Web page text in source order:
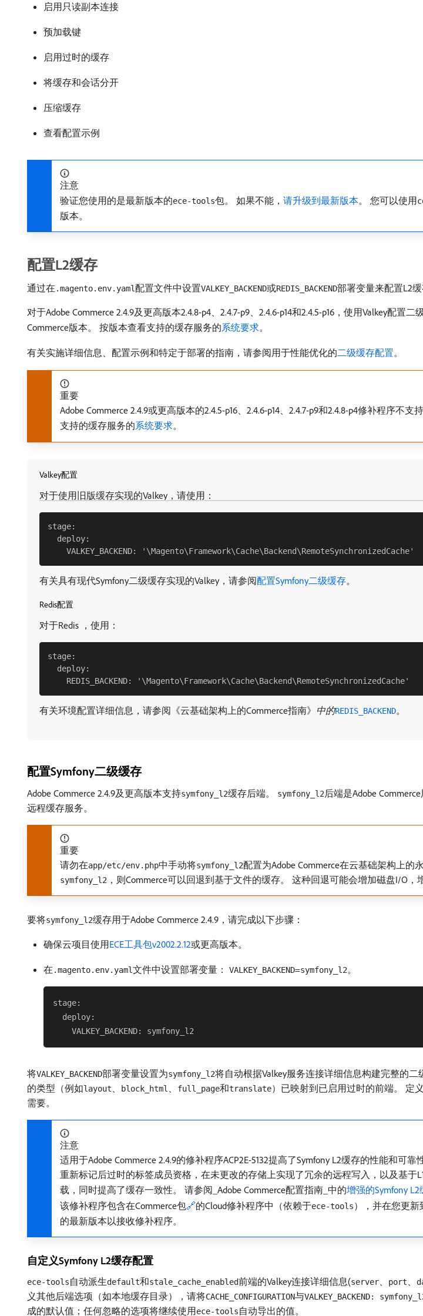
启用只读副本连接
预加载键
启用过时的缓存
将缓存和会话分开
压缩缓存
查看配置示例
注意
验证您使用的是最新版本的ece-tools包。 如果不能， 请升级到最新版本。 您可以使用
版本。
配置L2缓存
通过在 .magento.env.yaml配置文件中设置VALKEY_BACKEND或REDIS_BACKEND部署变量来配置L2缓
对于Adobe Commerce 2.4.9及更高版本2.4.8-p4、2.4.7-p9、2.4.6-p14和2.4.5-p16，使用Valkey配
Commerce版本。 按版本查看支持的缓存服务的系统要求。
有关实施详细信息、配置示例和特定于部署的指南，请参阅用于性能优化的二级缓存配置。
重要
Adobe Commerce 2.4.9或更高版本的2.4.5-p16、2.4.6-p14、2.4.7-p9和2.4.8-p4修补程序不
支持的缓存服务的系统要求。
Valkey配置
对于使用旧版缓存实现的Valkey，请使用：
stage:
  deploy:
有关具有现代Symfony二级缓存实现的Valkey，请参阅配置Symfony二级缓存。
Redis配置
对于Redis ，使用：
stage:
  deploy:
有关环境配置详细信息，请参阅《云基础架构上的Commerce指南》 中的REDIS_BACKEND。
配置Symfony二级缓存
Adobe Commerce 2.4.9及更高版本支持symfony_l2缓存后端。 symfony_l2后端是Adobe
远程缓存服务。
重要
请勿在app/etc/env.php中手动将symfony_l2配置为Adobe Commerce在云基础架构上的
symfony_l2 ，则Commerce可以回退到基于文件的缓存。 这种回退可能会增加磁盘I/O
要将symfony_l2缓存用于Adobe Commerce 2.4.9，请完成以下步骤：
确保云项目使用ECE工具包v2002.2.12或更高版本。
在 .magento.env.yaml文件中设置部署变量： VALKEY_BACKEND=symfony_l2。
stage:
  deploy:
将VALKEY_BACKEND部署变量设置为symfony_l2将自动根据Valkey服务连接详细信息构建完整的二
的类型（例如layout、 block_html 、 full_page和translate）已映射到已启用过时的前端。 定义
需要。
注意
适用于Adobe Commerce 2.4.9的修补程序ACP2E-5132提高了Symfony L2缓存的性能和
重新标记后过时的标签成员资格，在未更改的存储上实现了冗余的远程写入，以及基于
载，同时提高了缓存一致性。 请参阅​_Adobe Commerce配置指南_​中的增强的Symfony
该修补程序包含在Commerce包🔗的Cloud修补程序中（依赖于ece-tools），并在您更新
的最新版本以接收修补程序。
自定义Symfony L2缓存配置
ece-tools自动派生default和stale_cache_enabled前端的Valkey连接详细信息(server、 port、
义其他后端选项（如本地缓存目录），请将CACHE_CONFIGURATION与VALKEY_BACKEND:
成的默认值；任何忽略的选项将继续使用ece-tools自动导出的值。